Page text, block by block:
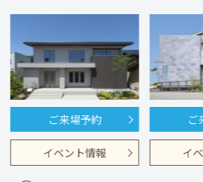
ご来場予約
イベント情報
ご
イ